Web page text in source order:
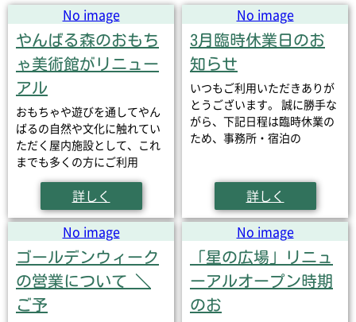
No image
やんばる森のおもち
ゃ美術館がリニュー
アル
おもちゃや遊びを通してやん
ばるの自然や文化に触れてい
ただく屋内施設として、これ
までも多くの方にご利用
詳しく
No image
3月臨時休業日のお
知らせ
いつもご利用いただきありが
とうございます。 誠に勝手な
がら、下記日程は臨時休業の
ため、事務所・宿泊の
詳しく
No image
ゴールデンウィーク
の営業について ＼
ご予
No image
「星の広場」リニュ
ーアルオープン時期
のお